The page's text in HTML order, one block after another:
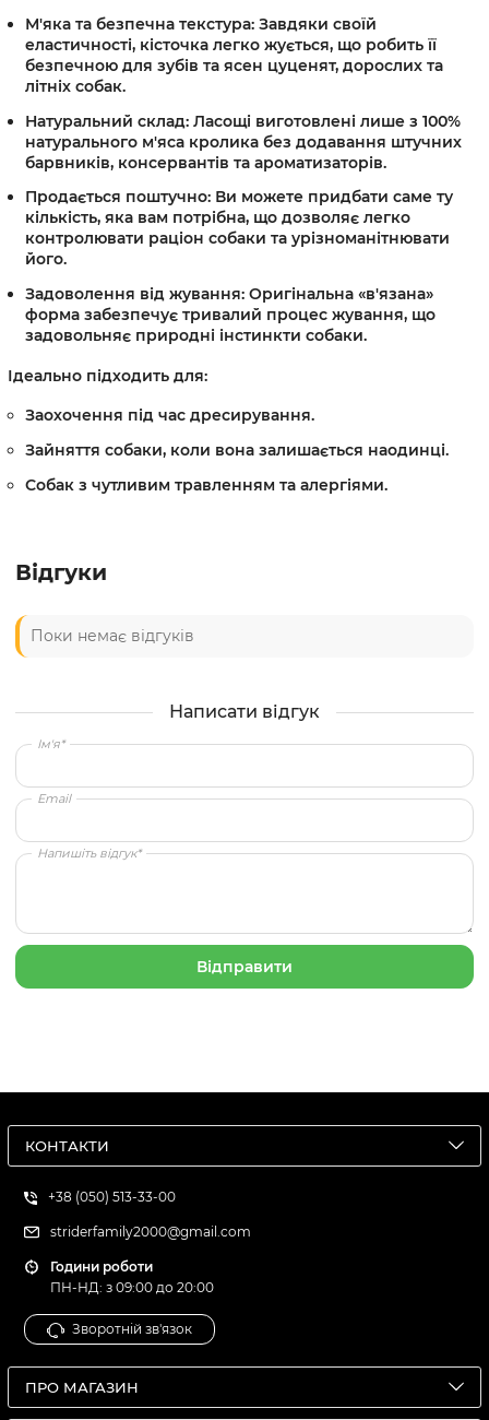
М'яка та безпечна текстура: Завдяки своїй
еластичності, кісточка легко жується, що робить її
безпечною для зубів та ясен цуценят, дорослих та
літніх собак.
Натуральний склад: Ласощі виготовлені лише з 100%
натурального м'яса кролика без додавання штучних
барвників, консервантів та ароматизаторів.
Продається поштучно: Ви можете придбати саме ту
кількість, яка вам потрібна, що дозволяє легко
контролювати раціон собаки та урізноманітнювати
його.
Задоволення від жування: Оригінальна «в'язана»
форма забезпечує тривалий процес жування, що
задовольняє природні інстинкти собаки.
Ідеально підходить для:
Заохочення під час дресирування.
Зайняття собаки, коли вона залишається наодинці.
Собак з чутливим травленням та алергіями.
Відгуки
Поки немає відгуків
Написати відгук
Ім'я*
Email
Напишіть відгук*
КОНТАКТИ
+38 (050) 513-33-00
striderfamily2000@gmail.com
Години роботи
ПН-НД: з 09:00 до 20:00
Зворотній зв'язок
ПРО МАГАЗИН